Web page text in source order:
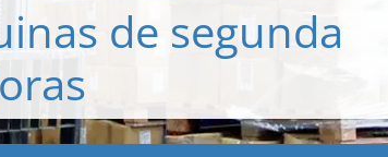
de segunda